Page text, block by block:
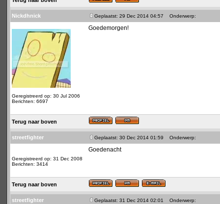
Nickdhnick Geplaatst: 29 Dec 2014 04:57 Onderwerp:
Geregistreerd op: 30 Jul 2006
Berichten: 6697
Goedemorgen!
Terug naar boven
streetfighter Geplaatst: 30 Dec 2014 01:59 Onderwerp:
Geregistreerd op: 31 Dec 2008
Berichten: 3414
Goedenacht
Terug naar boven
streetfighter Geplaatst: 31 Dec 2014 02:01 Onderwerp: